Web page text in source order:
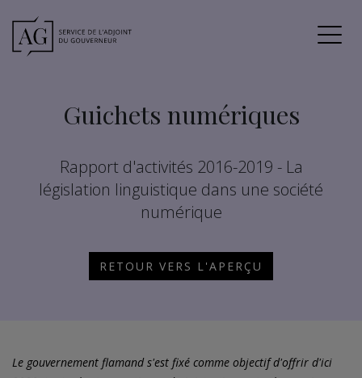
Guichets numériques
Rapport d'activités 2016-2019 - La
législation linguistique dans une société
numérique
RETOUR VERS L'APERÇU
Le gouvernement flamand s'est fixé comme objectif d'offrir d'ici